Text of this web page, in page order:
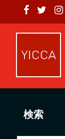
検索